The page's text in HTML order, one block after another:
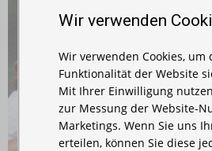
Wir verwenden
Wir verwenden Cookies, um
Funktionalität der Website
Mit Ihrer Einwilligung
zur Messung der Website-
Marketings. Wenn Sie uns
erteilen, können Sie diese